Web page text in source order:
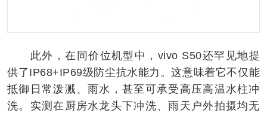
此外，在同价位机型中，vivo S50还罕见地提
供了IP68+IP69级防尘抗水能力。这意味着它不仅能
抵御日常泼溅、雨水，甚至可承受高压高温水柱冲
洗。实测在厨房水龙头下冲洗、雨天户外拍摄均无